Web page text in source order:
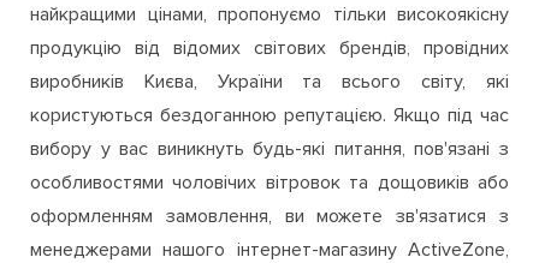
найкращими цінами, пропонуємо тільки високоякісну
продукцію від відомих світових брендів, провідних
виробників Києва, України та всього світу, які
користуються бездоганною репутацією. Якщо під час
вибору у вас виникнуть будь-які питання, пов'язані з
особливостями чоловічих вітровок та дощовиків або
оформленням замовлення, ви можете зв'язатися з
менеджерами нашого інтернет-магазину ActiveZone,